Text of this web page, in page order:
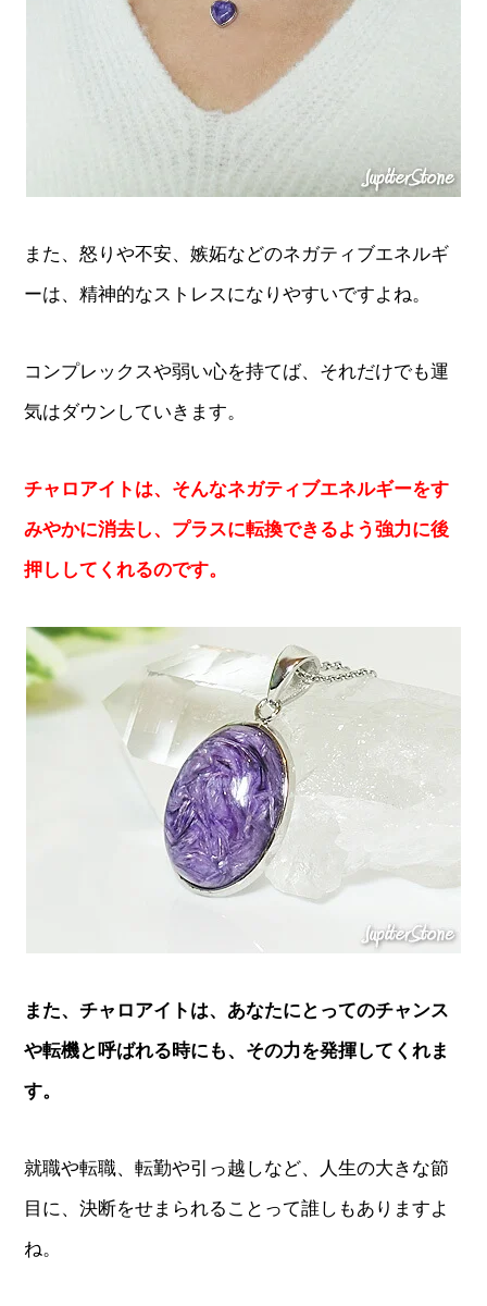
また、怒りや不安、嫉妬などのネガティブエネルギ
ーは、精神的なストレスになりやすいですよね。
コンプレックスや弱い心を持てば、それだけでも運
気はダウンしていきます。
チャロアイトは、そんなネガティブエネルギーをす
みやかに消去し、プラスに転換できるよう強力に後
押ししてくれるのです。
また、チャロアイトは、あなたにとってのチャンス
や転機と呼ばれる時にも、その力を発揮してくれま
す。
就職や転職、転勤や引っ越しなど、人生の大きな節
目に、決断をせまられることって誰しもありますよ
ね。